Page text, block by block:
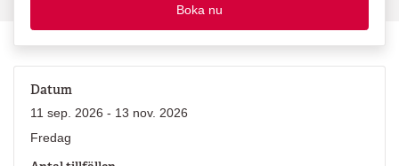
Boka nu
Datum
11 sep. 2026 - 13 nov. 2026
Fredag